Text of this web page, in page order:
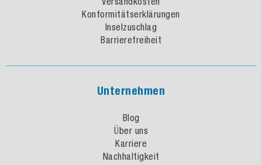
Konformitätserklärungen
Inselzuschlag
Barrierefreiheit
Unternehmen
Blog
Über uns
Karriere
Nachhaltigkeit